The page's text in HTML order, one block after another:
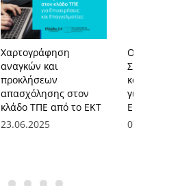
Χαρτογράφηση
αναγκών και
προκλήσεων
απασχόλησης στον
κλάδο ΤΠΕ από το ΕΚΤ
23.06.2025
και
για τους
ΕΕ